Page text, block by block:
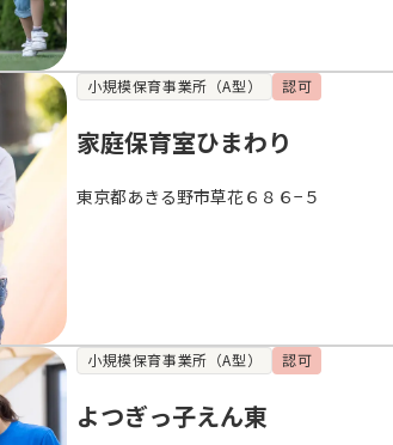
小規模保育事業所（A型） 認可
家庭保育室ひまわり
東京都あきる野市草花６８６−５
小規模保育事業所（A型） 認可
よつぎっ子えん東